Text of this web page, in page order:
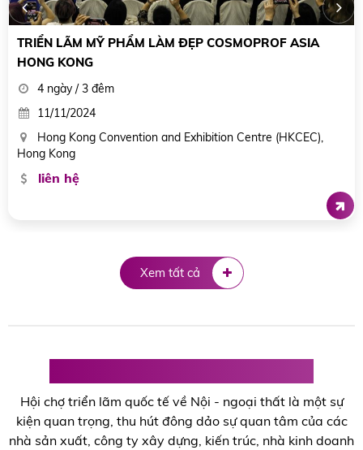
TRIỂN LÃM NGÀNH LÀM ĐẸP COSMOPROF
WORLDWIDE BOLONA
7 ngày 6 đêm
18/03/2025
Piazza della Costituzione, 5, 40128 Bologna BO, Italy
liên hệ
Xem tất cả
Hội chợ triển lãm quốc tế về Nội - ngoại thất là một sự
kiện quan trọng, thu hút đông dảo sự quan tâm của các
nhà sản xuất, công ty xây dựng, kiến trúc, nhà kinh doanh